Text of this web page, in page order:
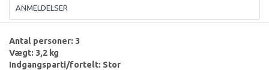
ANMELDELSER
Antal personer: 3
Vægt: 3,2 kg
Indgangsparti/fortelt: Stor